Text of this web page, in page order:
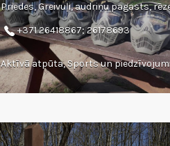
+371 26418867; 26178693
Aktīvā atpūta, Sports un